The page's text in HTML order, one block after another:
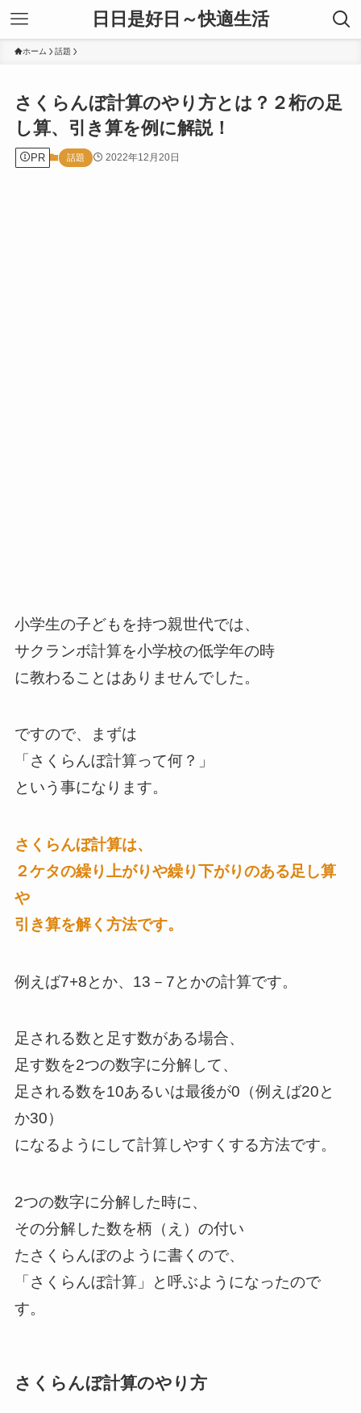
日日是好日～快適生活
ホーム 話題
さくらんぼ計算のやり方とは？２桁の足
し算、引き算を例に解説！
PR 話題 2022年12月20日
小学生の子どもを持つ親世代では、
サクランボ計算を小学校の低学年の時
に教わることはありませんでした。
ですので、まずは
「さくらんぼ計算って何？」
という事になります。
さくらんぼ計算は、
２ケタの繰り上がりや繰り下がりのある足し算
や
引き算を解く方法です。
例えば7+8とか、13－7とかの計算です。
足される数と足す数がある場合、
足す数を2つの数字に分解して、
足される数を10あるいは最後が0（例えば20と
か30）
になるようにして計算しやすくする方法です。
2つの数字に分解した時に、
その分解した数を柄（え）の付い
たさくらんぼのように書くので、
「さくらんぼ計算」と呼ぶようになったので
す。
さくらんぼ計算のやり方